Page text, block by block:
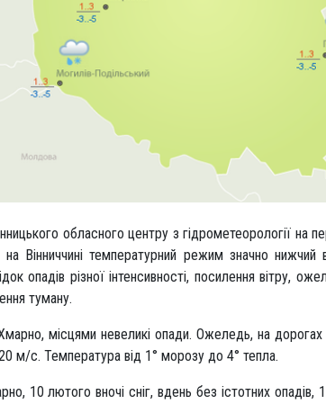
обласного центру з гідрометеорології на
на Вінниччині температурний режим значно нижчий
опадів різної інтенсивності, посилення вітру,
туману.
місцями невеликі опади. Ожеледь, на дорогах
м/с. Температура від 1° морозу до 4° тепла.
10 лютого вночі сніг, вдень без істотних опадів,